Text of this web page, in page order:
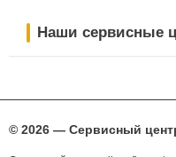
Наши сервисные
© 2026 — Сервисный